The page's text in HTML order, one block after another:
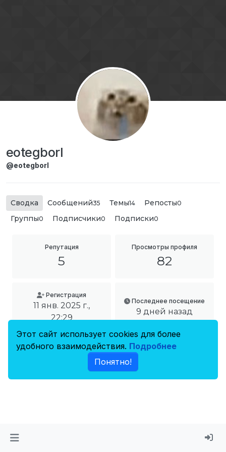
eotegborl
@eotegborl
Сводка Сообщений35 Темы14 Репосты0
Группы0 Подписчики0 Подписки0
Репутация
5
Просмотры профиля
82
Регистрация
11 янв. 2025 г.,
22:29
Последнее посещение
9 дней назад
Этот сайт использует cookies для более
удобного взаимодействия. Подробнее
Понятно!